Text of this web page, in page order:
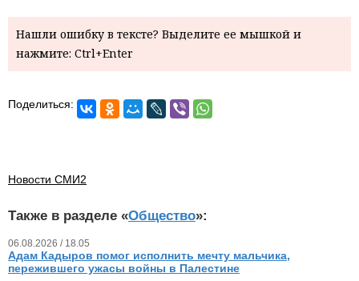
Нашли ошибку в тексте? Выделите ее мышкой и
нажмите: Ctrl+Enter
Поделиться:
Новости СМИ2
Также в разделе «Общество»:
06.08.2026 / 18.05
Адам Кадыров помог исполнить мечту мальчика,
пережившего ужасы войны в Палестине